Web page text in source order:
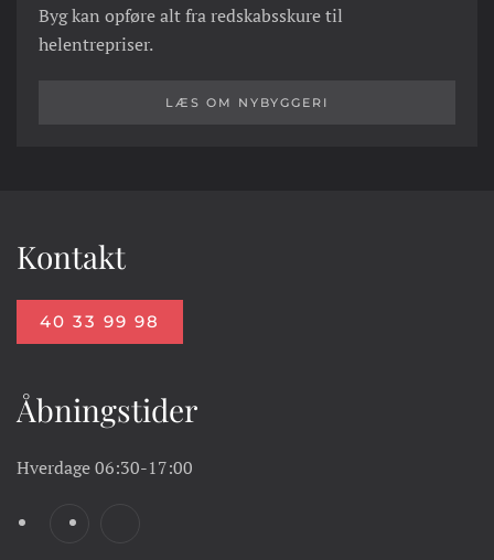
Byg kan opføre alt fra redskabsskure til
helentrepriser.
LÆS OM NYBYGGERI
Kontakt
40 33 99 98
Åbningstider
Hverdage06:30-17:00